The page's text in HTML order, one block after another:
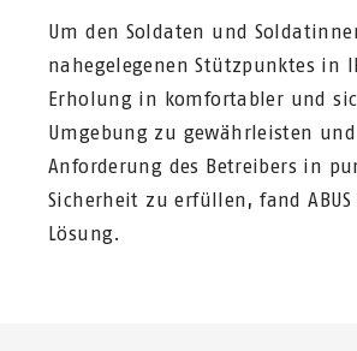
Um den Soldaten und
nahegelegenen Stützpunktes in
Erholung in komfortabler und
Umgebung zu gewährleisten
Anforderung des Betreibers in
Sicherheit zu erfüllen, fand ABUS
Lösung.